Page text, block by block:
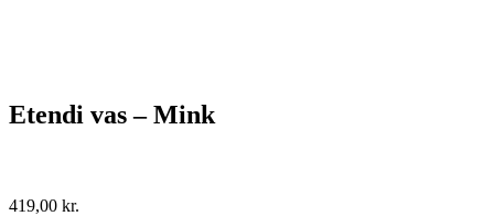
Etendi vas – Mink
419,00 kr.